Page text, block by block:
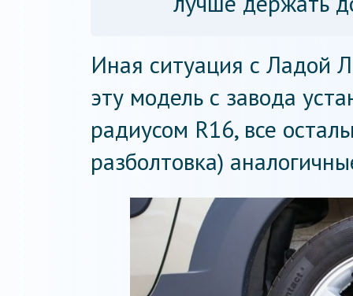
Иная ситуация с Ладой
эту модель с завода
радиусом R16, все
разболтовка)